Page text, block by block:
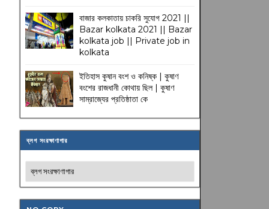
বাজার কলকাতায় চাকরি সুযোগ 2021 ||
Bazar kolkata 2021 || Bazar
kolkata job || Private job in
kolkata
ইতিহাস কুষান বংশ ও কনিষ্ক | কুষাণ
বংশের রাজধানী কোথায় ছিল | কুষাণ
সাম্রাজ্যের প্রতিষ্ঠাতা কে
ব্লগ সংরক্ষাণাগার